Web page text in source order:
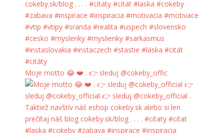
Moje motto 😂 ❤️ . 👉 sleduj @cokeby_offic